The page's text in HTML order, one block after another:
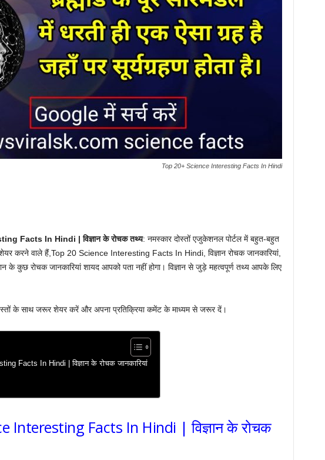
Top 20+ Science Interesting Facts In Hindi
Facts In Hindi | विज्ञान के रोचक तथ्य: नमस्कार दोस्तों एजुकेशनल पोर्टल में बहुत-बहुत
करने वाले हैं,Top 20 Science Interesting Facts In Hindi, विज्ञान रोचक जानकारियां,
के कुछ रोचक जानकारियां शायद आपको पता नहीं होगा। विज्ञान से जुड़े महत्वपूर्ण तथ्य आपके लिए
के साथ जरूर शेयर करें और अपना प्रतिक्रिया कमेंट के माध्यम से जरूर दें।
Facts In Hindi | विज्ञान के रोचक जानकारियां
Interesting Facts In Hindi | विज्ञान के रोचक